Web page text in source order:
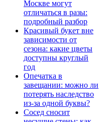
Москве могут
отличаться в разы:
подробный разбор
Красивый букет вне
зависимости от
сезона: какие цветы
доступны круглый
год
Опечатка в
завещании: можно ли
потерять наследство
из-за одной буквы?
Сосед сносит